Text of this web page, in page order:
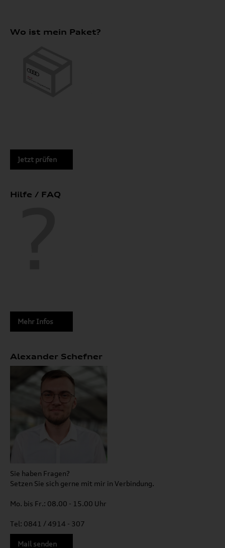
Wo ist mein Paket?
Jetzt prüfen
Hilfe / FAQ
Mehr Infos
Alexander Schefner
Sie haben Fragen?
Setzen Sie sich gerne mit mir in Verbindung.
Mo. bis Fr.: 08.00 - 15.00 Uhr
Tel: 0841 / 4914 - 307
Mail senden